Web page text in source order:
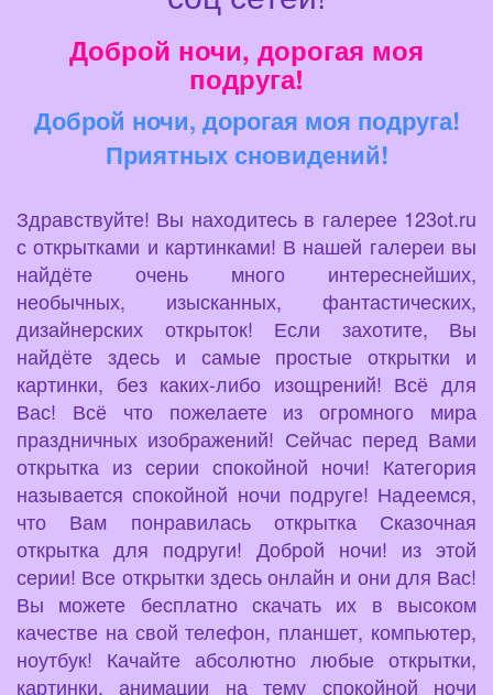
Доброй ночи, дорогая моя
подруга!
Доброй ночи, дорогая моя подруга!
Приятных сновидений!
Здравствуйте! Вы находитесь в галерее 123ot.ru
с открытками и картинками! В нашей галереи вы
найдёте очень много интереснейших,
необычных, изысканных, фантастических,
дизайнерских открыток! Если захотите, Вы
найдёте здесь и самые простые открытки и
картинки, без каких-либо изощрений! Всё для
Вас! Всё что пожелаете из огромного мира
праздничных изображений! Сейчас перед Вами
открытка из серии спокойной ночи! Категория
называется спокойной ночи подруге! Надеемся,
что Вам понравилась открытка Сказочная
открытка для подруги! Доброй ночи! из этой
серии! Все открытки здесь онлайн и они для Вас!
Вы можете бесплатно скачать их в высоком
качестве на свой телефон, планшет, компьютер,
ноутбук! Качайте абсолютно любые открытки,
картинки, анимации на тему спокойной ночи